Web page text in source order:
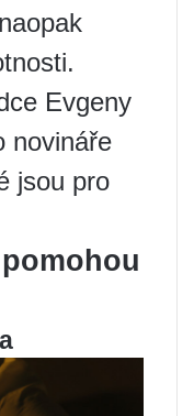
Evgeny
novináře
jsou pro